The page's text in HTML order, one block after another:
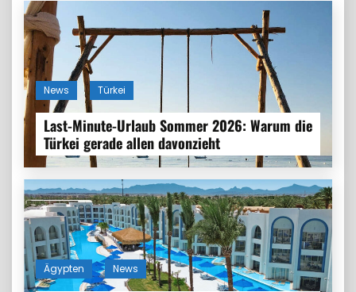
News Türkei
Last-Minute-Urlaub Sommer 2026: Warum die
Türkei gerade allen davonzieht
Ägypten News